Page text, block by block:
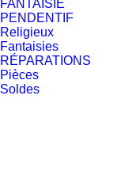
FANTAISIE
PENDENTIF
Religieux
Fantaisies
RÉPARATIONS
Pièces
Soldes